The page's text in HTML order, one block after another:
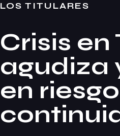
LOS TITULARES
Crisis en
agudiza
en